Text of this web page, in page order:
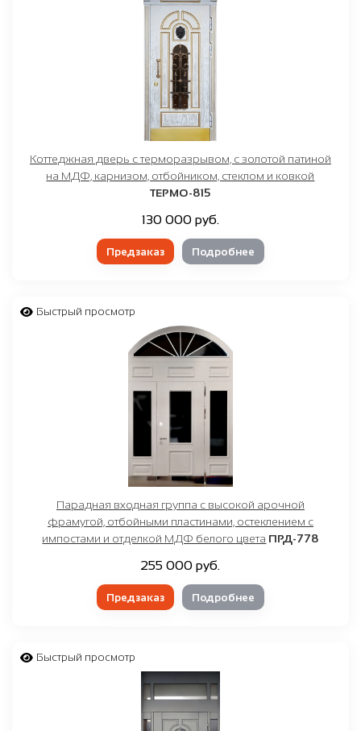
Коттеджная дверь с терморазрывом, с золотой патиной
на МДФ, карнизом, отбойником, стеклом и ковкой
ТЕРМО-815
130 000 руб.
Предзаказ Подробнее
Быстрый просмотр
Парадная входная группа с высокой арочной
фрамугой, отбойными пластинами, остеклением с
импостами и отделкой МДФ белого цвета ПРД-778
255 000 руб.
Предзаказ Подробнее
Быстрый просмотр